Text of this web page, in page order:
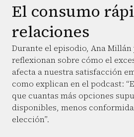
El consumo
relaciones
Durante el episodio, Ana Millán
reflexionan sobre cómo el
afecta a nuestra satisfacción
como explican en el podcast:
que cuantas más opciones
disponibles, menos
elección”.